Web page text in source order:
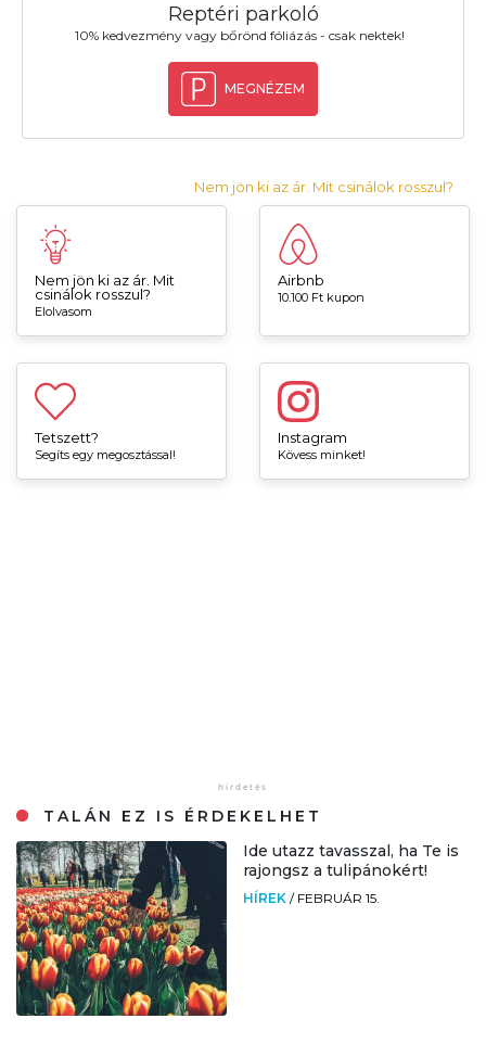
Reptéri parkoló
10% kedvezmény vagy bőrönd fóliázás - csak nektek!
MEGNÉZEM
Nem jön ki az ár. Mit csinálok rosszul?
Nem jön ki az ár. Mit
csinálok rosszul?
Elolvasom
Airbnb
10.100 Ft kupon
Tetszett?
Segíts egy megosztással!
Instagram
Kövess minket!
TALÁN EZ IS ÉRDEKELHET
Ide utazz tavasszal, ha Te is
rajongsz a tulipánokért!
HÍREK / FEBRUÁR 15.